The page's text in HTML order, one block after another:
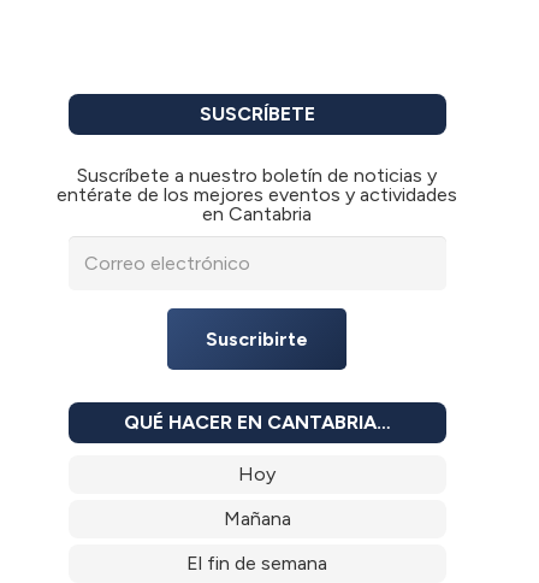
SUSCRÍBETE
Suscríbete a nuestro boletín de noticias y
entérate de los mejores eventos y actividades
en Cantabria
Suscribirte
QUÉ HACER EN CANTABRIA…
Hoy
Mañana
El fin de semana